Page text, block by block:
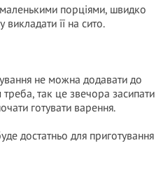
порціями, швидко
її на сито.
не можна додавати до
так це звечора засипати
готувати варення.
достатньо для приготування